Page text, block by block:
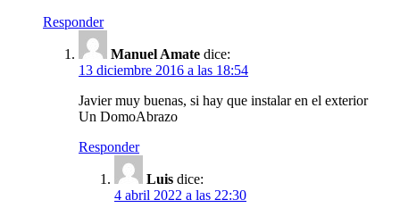
Responder
Manuel Amate dice:
13 diciembre 2016 a las 18:54
Javier muy buenas, si hay que instalar en el exterior
Un DomoAbrazo
Responder
Luis dice:
4 abril 2022 a las 22:30